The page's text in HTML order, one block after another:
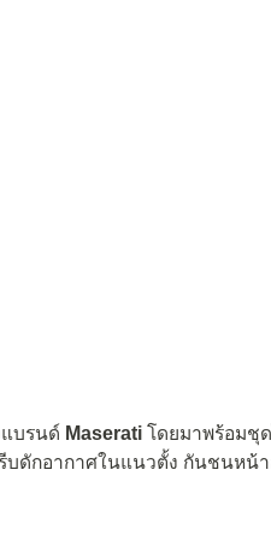
บรนด์ Maserati โดยมาพร้อมชุ
บดักอากาศในแนวตั้ง กันชนหน้